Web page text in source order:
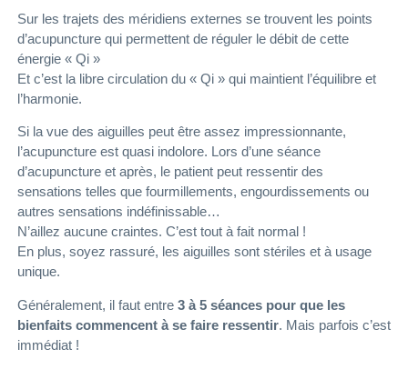
Sur les trajets des méridiens externes se trouvent les points
d’acupuncture qui permettent de réguler le débit de cette
énergie « Qi »
Et c’est la libre circulation du « Qi » qui maintient l’équilibre et
l’harmonie.
Si la vue des aiguilles peut être assez impressionnante,
l’acupuncture est quasi indolore. Lors d’une séance
d’acupuncture et après, le patient peut ressentir des
sensations telles que fourmillements, engourdissements ou
autres sensations indéfinissable…
N’aillez aucune craintes. C’est tout à fait normal !
En plus, soyez rassuré, les aiguilles sont stériles et à usage
unique.
Généralement, il faut entre 3 à 5 séances pour que les
bienfaits commencent à se faire ressentir. Mais parfois c’est
immédiat !